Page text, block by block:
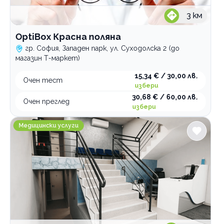
3 км
OptiBox Красна поляна
гр. София, Западен парк, ул. Суходолска 2 (до
магазин Т-маркет)
Очен тест
15,34 € / 30,00 лв.
избери
Очен преглед
30,68 € / 60,00 лв.
избери
Медицински Център Хармония Гео Милев
Медицински услуги